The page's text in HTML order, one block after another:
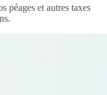
péages et autres taxes